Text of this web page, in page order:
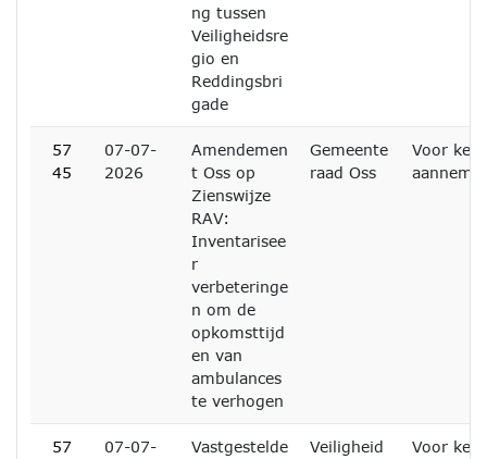
ng tussen
Veiligheidsre
gio en
Reddingsbri
gade
57
45
07-07-
2026
Amendemen
t Oss op
Zienswijze
RAV:
Inventarisee
r
verbeteringe
n om de
opkomsttijd
en van
ambulances
te verhogen
Gemeente
raad Oss
Voor
57
07-07-
Vastgestelde
Veiligheid
Voor